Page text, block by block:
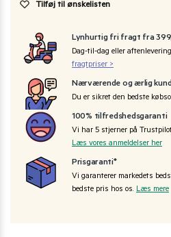
Tilføj til ønskelisten
Lynhurtig fri fragt fra
Dag-til-dag eller
fragtpriser >
Nærværende og ærlig
Du er sikret den bedste
100% tilfredshedsgaranti
Vi har 5 stjerner på
Læs vores anmeldelser her
Prisgaranti*
Vi garanterer markedets
bedste pris hos os. Læs mere